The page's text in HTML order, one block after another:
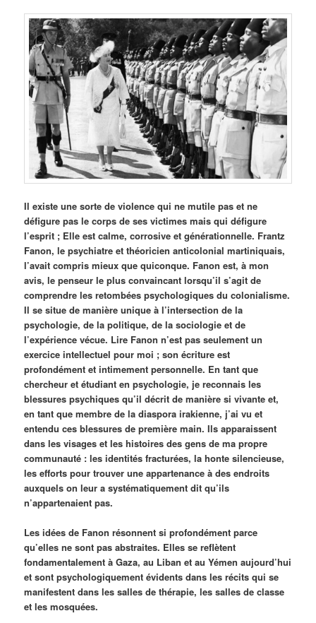
Il existe une sorte de violence qui ne mutile pas et ne
défigure pas le corps de ses victimes mais qui défigure
l’esprit ; Elle est calme, corrosive et générationnelle. Frantz
Fanon, le psychiatre et théoricien anticolonial martiniquais,
l’avait compris mieux que quiconque. Fanon est, à mon
avis, le penseur le plus convaincant lorsqu’il s’agit de
comprendre les retombées psychologiques du colonialisme.
Il se situe de manière unique à l’intersection de la
psychologie, de la politique, de la sociologie et de
l’expérience vécue. Lire Fanon n’est pas seulement un
exercice intellectuel pour moi ; son écriture est
profondément et intimement personnelle. En tant que
chercheur et étudiant en psychologie, je reconnais les
blessures psychiques qu’il décrit de manière si vivante et,
en tant que membre de la diaspora irakienne, j’ai vu et
entendu ces blessures de première main. Ils apparaissent
dans les visages et les histoires des gens de ma propre
communauté : les identités fracturées, la honte silencieuse,
les efforts pour trouver une appartenance à des endroits
auxquels on leur a systématiquement dit qu’ils
n’appartenaient pas.
Les idées de Fanon résonnent si profondément parce
qu’elles ne sont pas abstraites. Elles se reflètent
fondamentalement à Gaza, au Liban et au Yémen aujourd’hui
et sont psychologiquement évidents dans les récits qui se
manifestent dans les salles de thérapie, les salles de classe
et les mosquées.